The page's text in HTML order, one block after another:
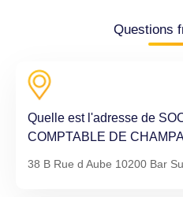
Questions
Quelle est l'adresse de
COMPTABLE DE
38 B Rue d Aube 10200 Bar